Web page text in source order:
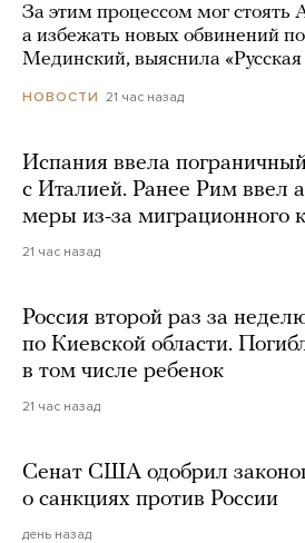
За этим процессом мог стоять
а избежать новых обвинений
Мединский, выяснила
НОВОСТИ 21 час назад
Испания ввела
с Италией. Ранее Рим ввел
меры из-за миграционного
21 час назад
Россия второй раз за
по Киевской области.
в том числе ребенок
21 час назад
Сенат США одобрил
о санкциях против России
день назад